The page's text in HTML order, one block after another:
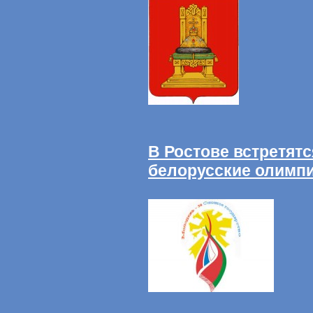
В Ростове
белорусские